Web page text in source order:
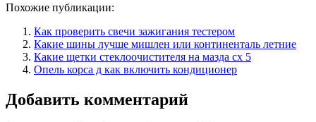
Похожие публикации:
Как проверить свечи зажигания тестером
Какие шины лучше мишлен или континенталь летние
Какие щетки стеклоочистителя на мазда сх 5
Опель корса д как включить кондиционер
Добавить комментарий